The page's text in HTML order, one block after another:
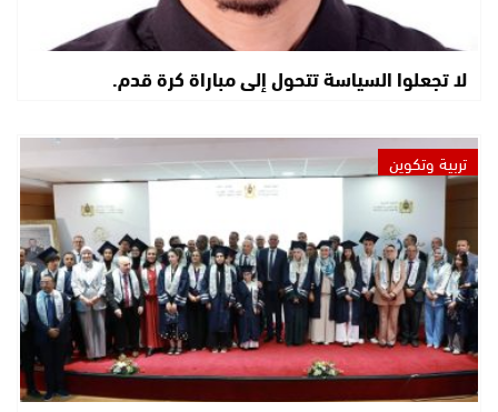
لا تجعلوا السياسة تتحول إلى مباراة كرة قدم.
تربية وتكوين